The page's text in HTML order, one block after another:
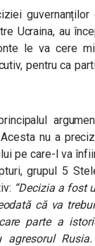
Ucraina, au
le va cere
pentru ca
nu a
pe care-l va
grupul 5
“Decizia a fost
că va
parte a
agresorul